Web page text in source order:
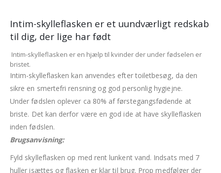
Intim-skylleflasken er et uundværligt redskab
til dig, der lige har født
Intim-skylleflasken er en hjælp til kvinder der under fødselen er
bristet.
Intim-skylleflasken kan anvendes efter toiletbesøg, da den
sikre en smertefri rensning og god personlig hygiejne.
Under fødslen oplever ca 80% af førstegangsfødende at
briste. Det kan derfor være en god ide at have skylleflasken
inden fødslen.
Brugsanvisning:
Fyld skylleflasken op med rent lunkent vand. Indsats med 7
huller isættes og flasken er klar til brug. Prop medfølger der